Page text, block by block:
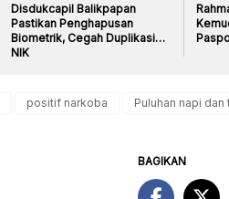
Disdukcapil Balikpapan
Pastikan Penghapusan
Biometrik, Cegah Duplikasi
NIK
positif narkoba Puluhan napi dan
BAGIKAN